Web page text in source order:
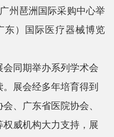
州琶洲国际采购中心举
东）国际医疗器械博览
同期举办系列学术会
展会经多年培育得到
、广东省医院协会、
威机构大力支持，展